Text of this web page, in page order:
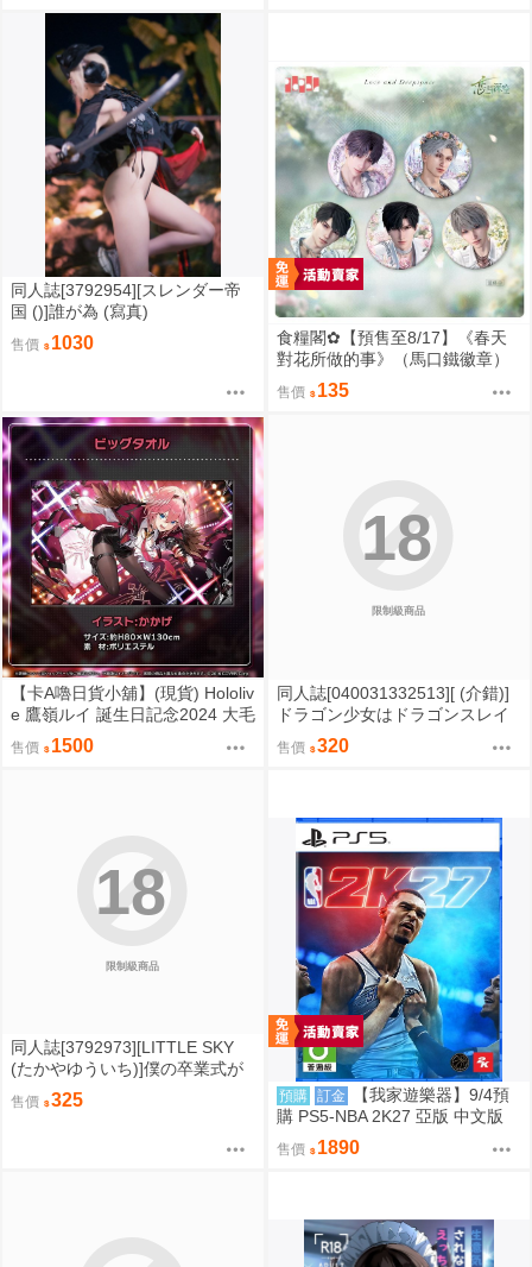
同人誌[3792954][スレンダー帝
国 ()]誰が為 (寫真)
售價 1030
食糧閣✿【預售至8/17】《春天
對花所做的事》（馬口鐵徽章）
戀與深空／沈星回／祁煜／黎深
／秦徹／夏以晝／疊紙
售價 135
【卡A嚕日貨小舖】(現貨) Hololiv
e 鷹嶺ルイ 誕生日記念2024 大毛
售價 1500
限制級商品
18
同人誌[040031332513][ (介錯)]
ドラゴン少女はドラゴンスレイ
ヤーには敵わない！ (瑠璃龍龍)
青木瑠璃 神代藍莉
售價 320
限制級商品
18
同人誌[3792973][LITTLE SKY
(たかやゆういち)]僕の卒業式が
ヤバイやつ (我心中那危險的東
西)
售價 325 預購 訂金
【我家遊樂器】9/4預
購 PS5-NBA 2K27 亞版 中文版
美國職業籃球
售價 1890